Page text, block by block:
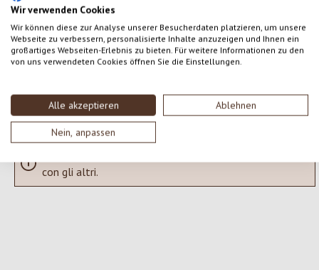
Wir verwenden Cookies
Wir können diese zur Analyse unserer Besucherdaten platzieren, um unsere
Webseite zu verbessern, personalisierte Inhalte anzuzeigen und Ihnen ein
großartiges Webseiten-Erlebnis zu bieten. Für weitere Informationen zu den
von uns verwendeten Cookies öffnen Sie die Einstellungen.
Alle akzeptieren Ablehnen
Nein, anpassen
Condividi le tue esperienze con il prodotto con altri clienti.
SCRIVERE UNA RECENSIONE
Visualizza le valutazioni solo nella lingua corrente.
con gli altri.